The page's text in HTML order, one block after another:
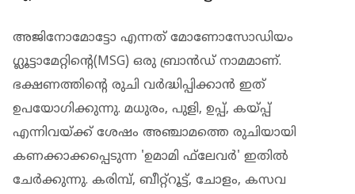
അജിനോമോട്ടോ എന്നത് മോണോസോഡിയം
ഗ്ലൂട്ടാമേറ്റിന്റെ(MSG) ഒരു ബ്രാന്‍ഡ് നാമമാണ്.
ഭക്ഷണത്തിന്റെ രുചി വര്‍ദ്ധിപ്പിക്കാന്‍ ഇത്
ഉപയോഗിക്കുന്നു. മധുരം, പുളി, ഉപ്പ്, കയ്പ്പ്
എന്നിവയ്ക്ക് ശേഷം അഞ്ചാമത്തെ രുചിയായി
കണക്കാക്കപ്പെടുന്ന 'ഉമാമി ഫ്‌ലേവര്‍' ഇതില്‍
ചേര്‍ക്കുന്നു. കരിമ്പ്, ബീറ്റ്‌റൂട്ട്, ചോളം, കസവ